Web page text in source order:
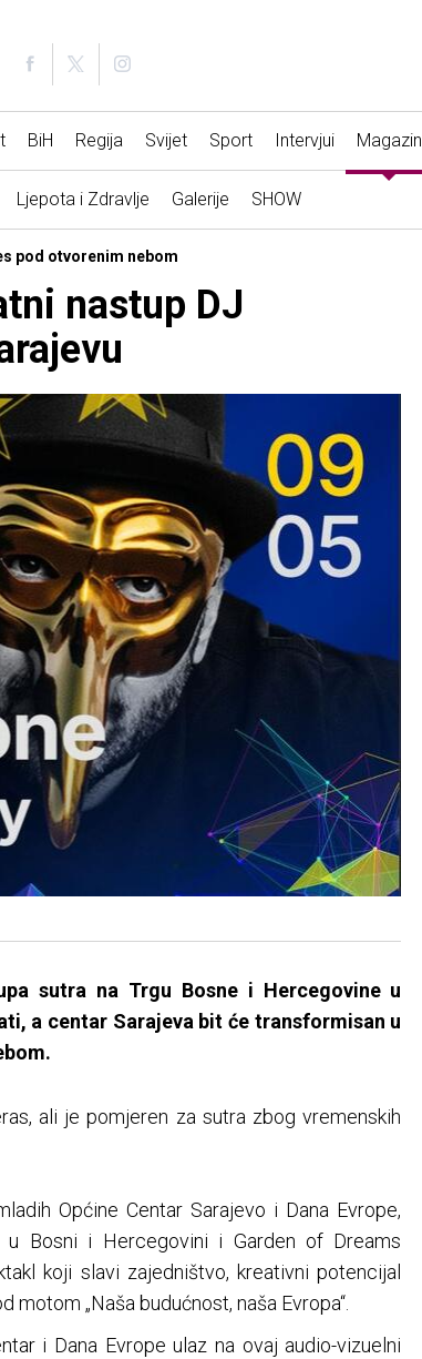
BiH Regija Svijet Sport Intervjui Magazin
Ljepota i Zdravlje Galerije SHOW
pod otvorenim nebom
nastup DJ
sutra na Trgu Bosne i Hercegovine u
a centar Sarajeva bit će transformisan u
ali je pomjeren za sutra zbog vremenskih
Općine Centar Sarajevo i Dana Evrope,
u Bosni i Hercegovini i Garden of Dreams
koji slavi zajedništvo, kreativni potencijal
„Naša budućnost, naša Evropa“.
i Dana Evrope ulaz na ovaj audio-vizuelni